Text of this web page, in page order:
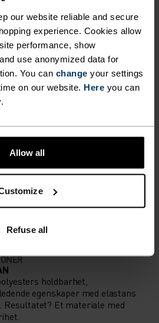
our website reliable and secure
experience. Cookies allow
performance, show
use anonymized data for
You can change your settings
on our website. Here you can
Allow all
Refuse all
få mest mulig ut av hvert
MODERAT HØY
holdbarhet,
egenskaper med elastans
Et materiale med